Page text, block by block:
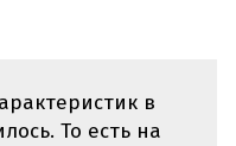
в
То есть на